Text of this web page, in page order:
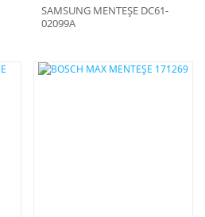
SAMSUNG MENTEŞE DC61-
02099A